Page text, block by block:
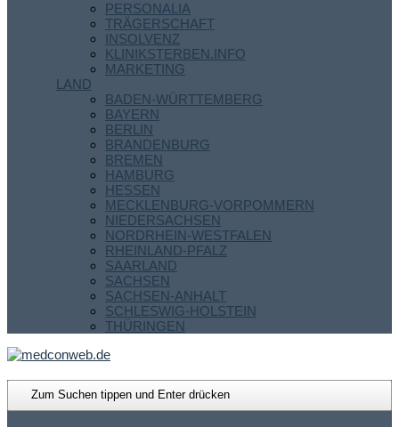
PERSONALIA
TRÄGERSCHAFT
INSOLVENZ
KLINIKSTERBEN.INFO
MARKETING
LAND
BADEN-WÜRTTEMBERG
BAYERN
BERLIN
BRANDENBURG
BREMEN
HAMBURG
HESSEN
MECKLENBURG-VORPOMMERN
NIEDERSACHSEN
NORDRHEIN-WESTFALEN
RHEINLAND-PFALZ
SAARLAND
SACHSEN
SACHSEN-ANHALT
SCHLESWIG-HOLSTEIN
THÜRINGEN